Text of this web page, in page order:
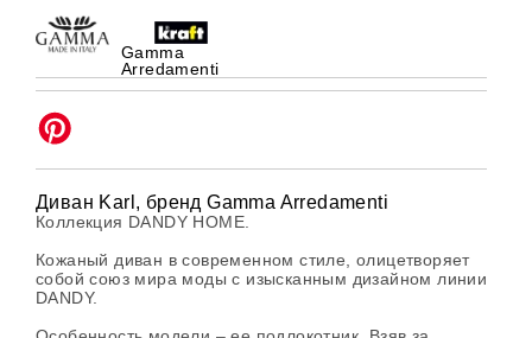
Gamma
Arredamenti
Диван Karl, бренд Gamma Arredamenti
Коллекция DANDY HOME.
Кожаный диван в современном стиле, олицетворяет
собой союз мира моды с изысканным дизайном линии
DANDY.